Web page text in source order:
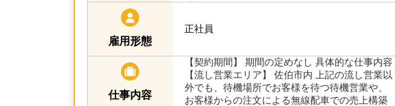
雇用形態
正社員
仕事内容
【契約期間】 期間の定めなし 具体的な仕事内容
【流し営業エリア】 佐伯市内 上記の流し営業以
外でも、待機場所でお客様を待つ待機営業や、
お客様からの注文による無線配車での売上構築